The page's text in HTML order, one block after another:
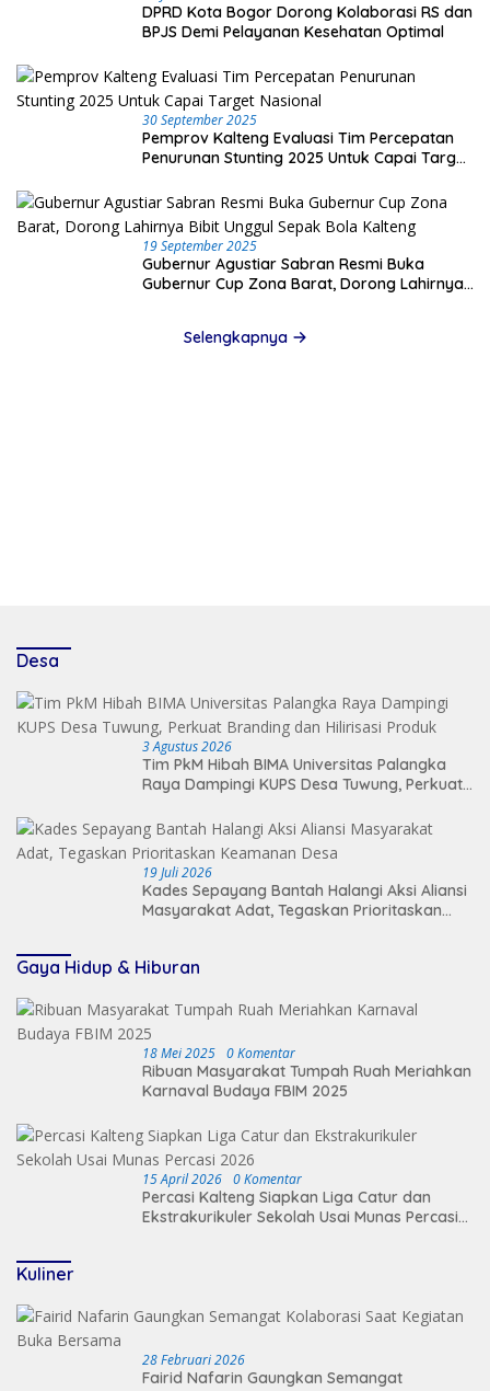
DPRD Kota Bogor Dorong Kolaborasi RS dan
BPJS Demi Pelayanan Kesehatan Optimal
30 September 2025
Pemprov Kalteng Evaluasi Tim Percepatan
Penurunan Stunting 2025 Untuk Capai Target
19 September 2025
Gubernur Agustiar Sabran Resmi Buka
Gubernur Cup Zona Barat, Dorong Lahirnya
Selengkapnya
Desa
3 Agustus 2026
Tim PkM Hibah BIMA Universitas Palangka
Raya Dampingi KUPS Desa Tuwung, Perkuat
19 Juli 2026
Kades Sepayang Bantah Halangi Aksi Aliansi
Masyarakat Adat, Tegaskan Prioritaskan
Gaya Hidup & Hiburan
18 Mei 2025 0 Komentar
Ribuan Masyarakat Tumpah Ruah Meriahkan
Karnaval Budaya FBIM 2025
15 April 2026 0 Komentar
Percasi Kalteng Siapkan Liga Catur dan
Ekstrakurikuler Sekolah Usai Munas Percasi
Kuliner
28 Februari 2026
Fairid Nafarin Gaungkan Semangat